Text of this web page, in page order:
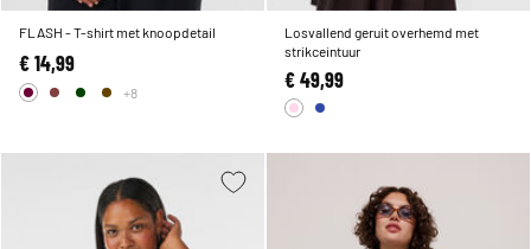
FLASH - T-shirt met knoopdetail
€ 14,99
+8
Losvallend geruit overhemd met
strikceintuur
€ 49,99